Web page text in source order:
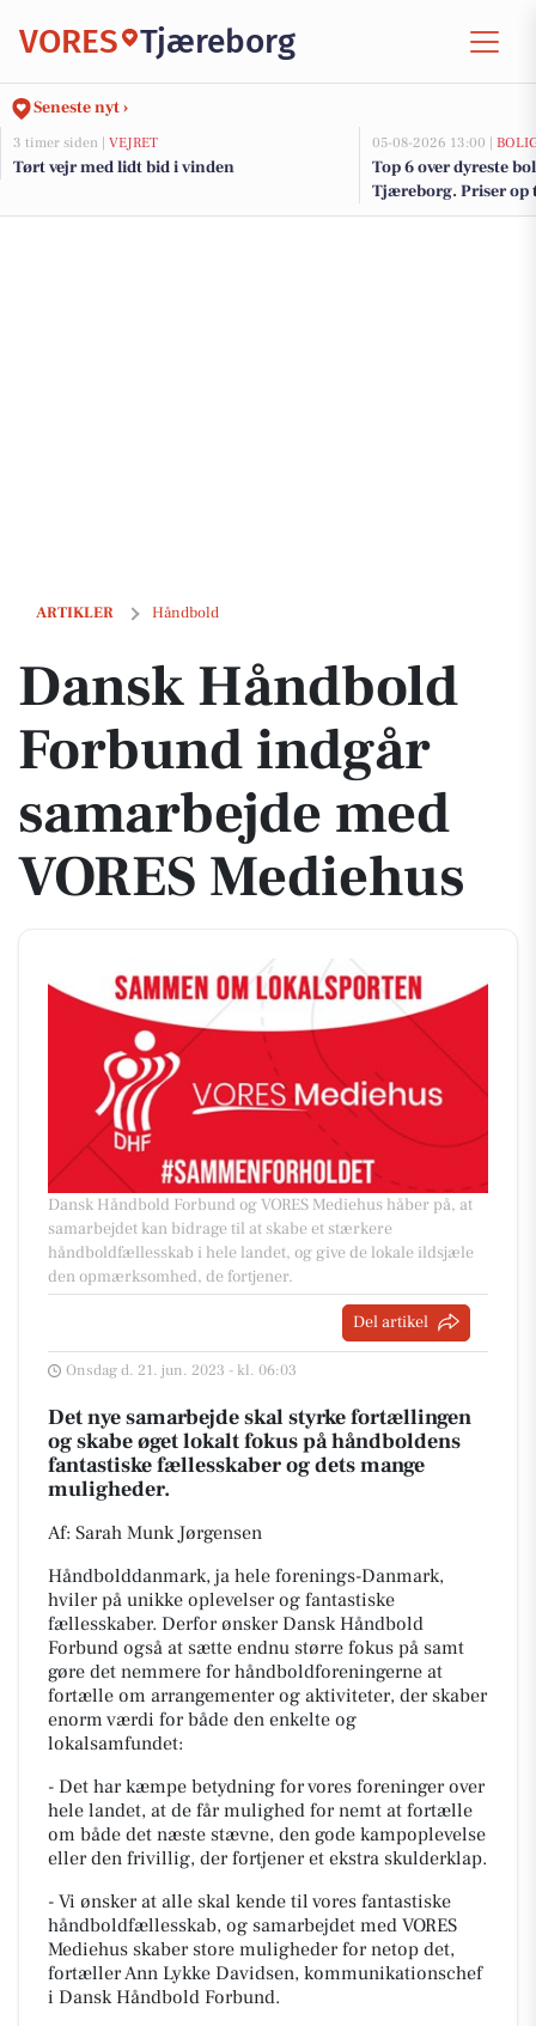
VORES Tjæreborg
Seneste nyt ›
3 timer siden | VEJRET
Tørt vejr med lidt bid i vinden
05-08-2026 13:00 |
Top 6 over dyreste
Tjæreborg. Priser op
ARTIKLER Håndbold
Dansk Håndbold Forbund indgår samarbejde med VORES Mediehus
Dansk Håndbold
Forbund indgår
samarbejde med
VORES Mediehus
Dansk Håndbold Forbund og VORES Mediehus håber på, at
samarbejdet kan bidrage til at skabe et stærkere
håndboldfællesskab i hele landet, og give de lokale ildsjæle
den opmærksomhed, de fortjener.
Del artikel
Onsdag d. 21. jun. 2023 - kl. 06:03
Det nye samarbejde skal styrke fortællingen
og skabe øget lokalt fokus på håndboldens
fantastiske fællesskaber og dets mange
muligheder.
Af: Sarah Munk Jørgensen
Håndbolddanmark, ja hele forenings-Danmark,
hviler på unikke oplevelser og fantastiske
fællesskaber. Derfor ønsker Dansk Håndbold
Forbund også at sætte endnu større fokus på samt
gøre det nemmere for håndboldforeningerne at
fortælle om arrangementer og aktiviteter, der skaber
enorm værdi for både den enkelte og
lokalsamfundet:
- Det har kæmpe betydning for vores foreninger over
hele landet, at de får mulighed for nemt at fortælle
om både det næste stævne, den gode kampoplevelse
eller den frivillig, der fortjener et ekstra skulderklap.
- Vi ønsker at alle skal kende til vores fantastiske
håndboldfællesskab, og samarbejdet med VORES
Mediehus skaber store muligheder for netop det,
fortæller Ann Lykke Davidsen, kommunikationschef
i Dansk Håndbold Forbund.